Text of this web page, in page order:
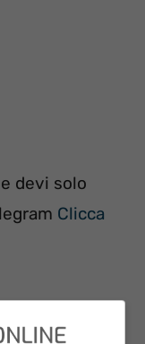
devi solo
Clicca